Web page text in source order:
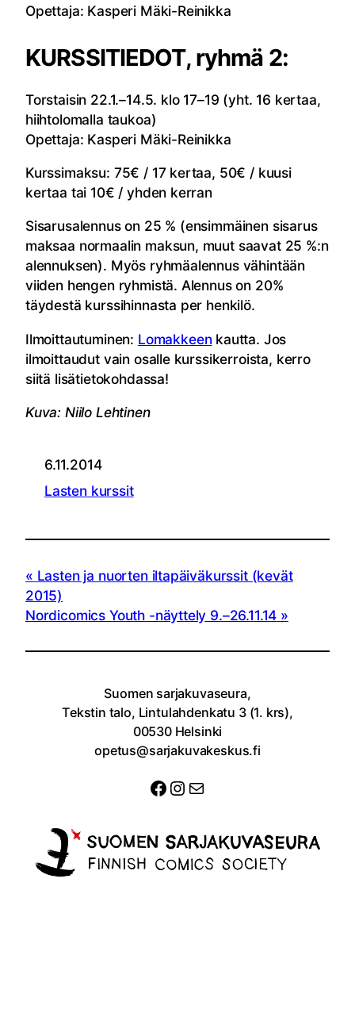
Opettaja: Kasperi Mäki-Reinikka
KURSSITIEDOT, ryhmä 2:
Torstaisin 22.1.–14.5. klo 17–19 (yht. 16 kertaa,
hiihtolomalla taukoa)
Opettaja: Kasperi Mäki-Reinikka
Kurssimaksu: 75€ / 17 kertaa, 50€ / kuusi
kertaa tai 10€ / yhden kerran
Sisarusalennus on 25 % (ensimmäinen sisarus
maksaa normaalin maksun, muut saavat 25 %:n
alennuksen). Myös ryhmäalennus vähintään
viiden hengen ryhmistä. Alennus on 20%
täydestä kurssihinnasta per henkilö.
Ilmoittautuminen: Lomakkeenkautta. Jos
ilmoittaudut vain osalle kurssikerroista, kerro
siitä lisätietokohdassa!
Kuva: Niilo Lehtinen
6.11.2014
Lasten kurssit
Lasten ja nuorten iltapäiväkurssit (kevät
2015)
Nordicomics Youth -näyttely 9.–26.11.14
Suomen sarjakuvaseura,
Tekstin talo, Lintulahdenkatu 3 (1. krs),
00530 Helsinki
opetus@sarjakuvakeskus.fi
Facebook
Instagram
Sähköposti